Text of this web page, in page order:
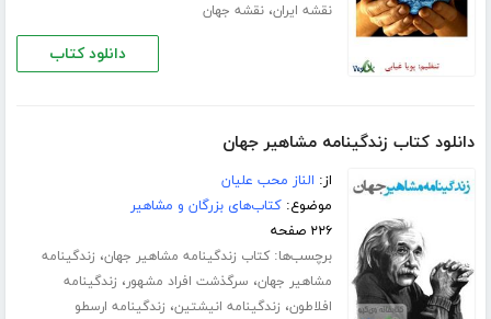
نقشه ایران،نقشه جهان
دانلود کتاب
دانلود کتاب زندگینامه مشاهیر جهان
از: الناز محب علیان
موضوع:کتاب‌های بزرگان و مشاهیر
۲۲۶ صفحه
برچسب‌ها:کتاب زندگینامه مشاهیر جهان، زندگینامه
مشاهیر جهان، سرگذشت افراد مشهور، زندگینامه
افلاطون، زندگینامه انیشتین، زندگینامه ارسطو